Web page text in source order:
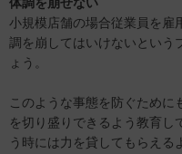
小規模店舗の場合従業員を雇
調を崩してはいけないという
ょう。
このような事態を防ぐために
を切り盛りできるよう教育し
う時には力を貸してもらえる